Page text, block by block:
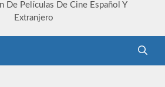
De Películas De Cine Español Y
Extranjero